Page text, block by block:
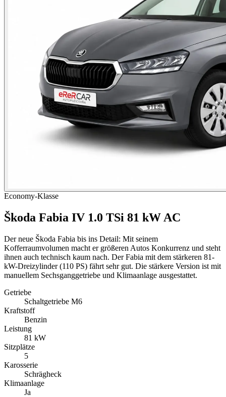
Economy-Klasse
Škoda Fabia IV 1.0 TSi 81 kW AC
Der neue Škoda Fabia bis ins Detail: Mit seinem
Kofferraumvolumen macht er größeren Autos Konkurrenz und steht
ihnen auch technisch kaum nach. Der Fabia mit dem stärkeren 81-
kW-Dreizylinder (110 PS) fährt sehr gut. Die stärkere Version ist mit
manuellem Sechsganggetriebe und Klimaanlage ausgestattet.
Getriebe
Schaltgetriebe M6
Kraftstoff
Benzin
Leistung
81 kW
Sitzplätze
5
Karosserie
Schrägheck
Klimaanlage
Ja